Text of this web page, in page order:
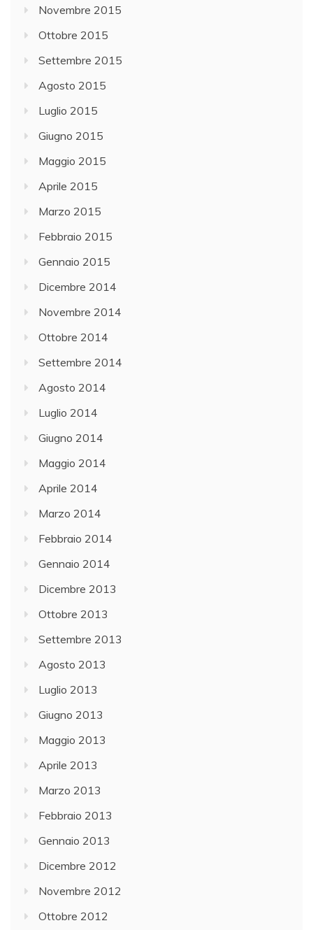
Novembre 2015
Ottobre 2015
Settembre 2015
Agosto 2015
Luglio 2015
Giugno 2015
Maggio 2015
Aprile 2015
Marzo 2015
Febbraio 2015
Gennaio 2015
Dicembre 2014
Novembre 2014
Ottobre 2014
Settembre 2014
Agosto 2014
Luglio 2014
Giugno 2014
Maggio 2014
Aprile 2014
Marzo 2014
Febbraio 2014
Gennaio 2014
Dicembre 2013
Ottobre 2013
Settembre 2013
Agosto 2013
Luglio 2013
Giugno 2013
Maggio 2013
Aprile 2013
Marzo 2013
Febbraio 2013
Gennaio 2013
Dicembre 2012
Novembre 2012
Ottobre 2012